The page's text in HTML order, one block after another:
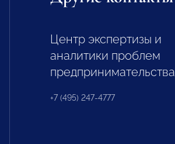
Центр экспертизы и
аналитики проблем
предпринимательства
+7 (495) 247-4777